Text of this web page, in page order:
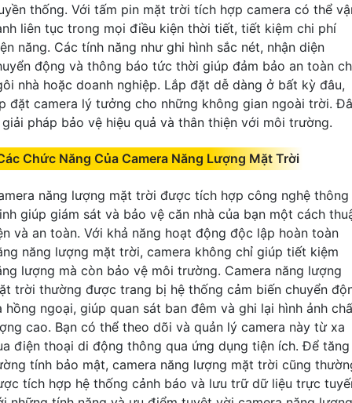
thống. Với tấm pin mặt trời tích hợp camera có thể
liên tục trong mọi điều kiện thời tiết, tiết kiệm chi phí
năng. Các tính năng như ghi hình sắc nét, nhận diện
động và thông báo tức thời giúp đảm bảo an toàn
nhà hoặc doanh nghiệp. Lắp đặt dễ dàng ở bất kỳ đâu,
đặt camera lý tưởng cho những không gian ngoài trời.
pháp bảo vệ hiệu quả và thân thiện với môi trường.
Chức Năng Của Camera Năng Lượng Mặt Trời
năng lượng mặt trời được tích hợp công nghệ thông
giúp giám sát và bảo vệ căn nhà của bạn một cách
và an toàn. Với khả năng hoạt động độc lập hoàn toàn
năng lượng mặt trời, camera không chỉ giúp tiết kiệm
lượng mà còn bảo vệ môi trường. Camera năng lượng
trời thường được trang bị hệ thống cảm biến chuyển
hồng ngoại, giúp quan sát ban đêm và ghi lại hình ảnh
cao. Bạn có thể theo dõi và quản lý camera này từ xa
điện thoại di động thông qua ứng dụng tiện ích. Để tăng
tính bảo mật, camera năng lượng mặt trời cũng
tích hợp hệ thống cảnh báo và lưu trữ dữ liệu trực